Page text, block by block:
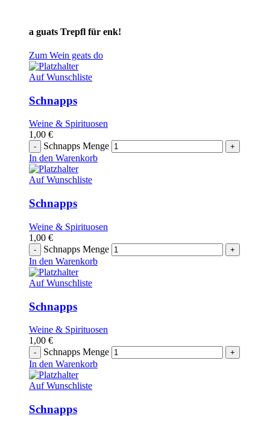
a guats Trepfl für enk!
Zum Wein geats do
Auf Wunschliste
Schnapps
Weine & Spirituosen
1,00 €
Schnapps Menge
In den Warenkorb
Auf Wunschliste
Schnapps
Weine & Spirituosen
1,00 €
Schnapps Menge
In den Warenkorb
Auf Wunschliste
Schnapps
Weine & Spirituosen
1,00 €
Schnapps Menge
In den Warenkorb
Auf Wunschliste
Schnapps